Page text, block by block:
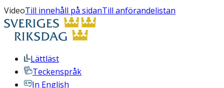
VideoTill innehåll på sidanTill anförandelistan
Lättläst
Teckenspråk
In English